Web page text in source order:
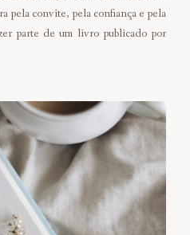
pela convite, pela confiança e pela
parte de um livro publicado por